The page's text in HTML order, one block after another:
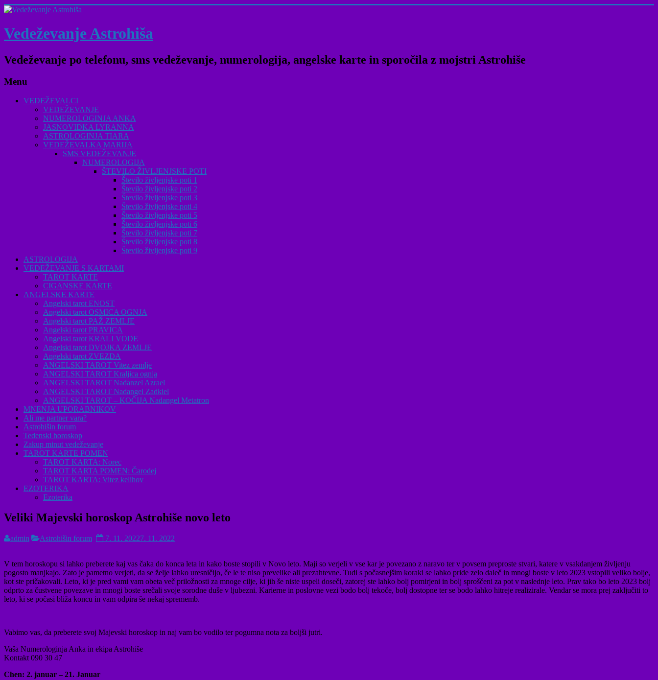
Vedeževanje Astrohiša
Vedeževanje po telefonu, sms vedeževanje, numerologija, angelske karte in sporočila z mojstri Astrohiše
Menu
VEDEŽEVALCI
VEDEŽEVANJE
NUMEROLOGINJA ANKA
JASNOVIDKA LYRANNA
ASTROLOGINJA TIARA
VEDEŽEVALKA MARIJA
SMS VEDEŽEVANJE
NUMEROLOGIJA
ŠTEVILO ŽIVLJENJSKE POTI
Število življenjske poti 1
Število življenjske poti 2
Število življenjske poti 3
Število življenjske poti 4
Število življenjske poti 5
Število življenjske poti 6
Število življenjske poti 7
Število življenjske poti 8
Število življenjske poti 9
ASTROLOGIJA
VEDEŽEVANJE S KARTAMI
TAROT KARTE
CIGANSKE KARTE
ANGELSKE KARTE
Angelski tarot ENOST
Angelski tarot OSMICA OGNJA
Angelski tarot PAŽ ZEMLJE
Angelski tarot PRAVICA
Angelski tarot KRALJ VODE
Angelski tarot DVOJKA ZEMLJE
Angelski tarot ZVEZDA
ANGELSKI TAROT Vitez zemlje
ANGELSKI TAROT Kraljica ognja
ANGELSKI TAROT Nadanzel Azrael
ANGELSKI TAROT Nadangel Zadkiel
ANGELSKI TAROT – KOČIJA Nadangel Metatron
MNENJA UPORABNIKOV
Ali me partner vara?
Astrohišin forum
Tedenski horoskop
Zakup minut vedeževanje
TAROT KARTE POMEN
TAROT KARTA: Norec
TAROT KARTA POMEN: Čarodej
TAROT KARTA: Vitez kelihov
EZOTERIKA
Ezoterika
Veliki Majevski horoskop Astrohiše novo leto
admin Astrohišin forum 7. 11. 20227. 11. 2022
V tem horoskopu si lahko preberete kaj vas čaka do konca leta in kako boste stopili v Novo leto. Maji so verjeli v vse kar je povezano z naravo ter v povsem preproste stvari, katere v vsakdanjem življenju
pogosto manjkajo. Zato je pametno verjeti, da se želje lahko uresničijo, če le te niso prevelike ali prezahtevne. Tudi s počasnejšim koraki se lahko pride zelo daleč in mnogi boste v leto 2023 vstopili veliko bolje,
kot ste pričakovali. Leto, ki je pred vami vam obeta več priložnosti za mnoge cilje, ki jih še niste uspeli doseči, zatorej ste lahko bolj pomirjeni in bolj sproščeni za pot v naslednje leto. Prav tako bo leto 2023 bolj
odprto za čustvene povezave in mnogi boste srečali svoje sorodne duše v ljubezni. Karierne in poslovne vezi bodo bolj tekoče, bolj dostopne ter se bodo lahko hitreje realizirale. Vendar se mora prej zaključiti to
leto, ki se počasi bliža koncu in vam odpira še nekaj sprememb.
Vabimo vas, da preberete svoj Majevski horoskop in naj vam bo vodilo ter pogumna nota za boljši jutri.
Vaša Numerologinja Anka in ekipa Astrohiše
Kontakt 090 30 47
Chen: 2. januar – 21. Januar